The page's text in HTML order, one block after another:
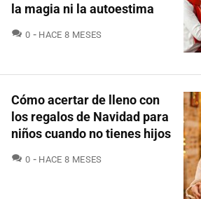
la magia ni la autoestima
0 COMENTARIOS
HACE 8 MESES
Cómo acertar de lleno con
los regalos de Navidad para
niños cuando no tienes hijos
0 COMENTARIOS
HACE 8 MESES